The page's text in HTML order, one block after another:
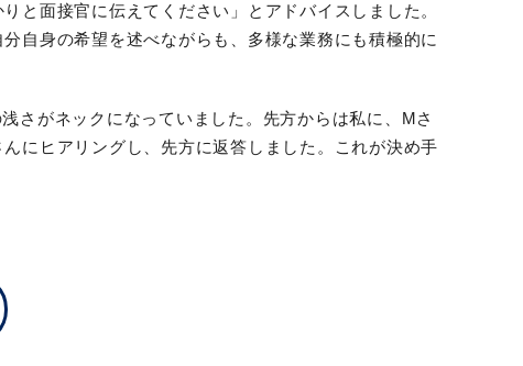
と面接官に伝えてください」とアドバイスしました。
自身の希望を述べながらも、多様な業務にも積極的に
さがネックになっていました。先方からは私に、Mさ
にヒアリングし、先方に返答しました。これが決め手